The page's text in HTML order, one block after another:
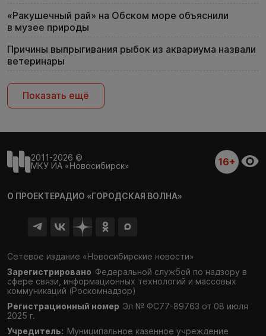
«Ракушечный рай» на Обском море объяснили
в музее природы
Причины выпрыгивания рыбок из аквариума назвали
ветеринары
Показать ещё
2011-2026 ©
МКУ ИА «Новосибирск»
16+
О ПРОЕКТЕРАДИО «ГОРОДСКАЯ ВОЛНА»
Сетевое издание «Новосибирские новости»
Зарегистрировано Федеральной службой по надзору в
сфере связи, информационных технологий и массовых
коммуникаций (Роскомнадзор)
Регистрационный номер Эл № ФС77-89763 от 08 июля
2025 г.
Учредитель: Муниципальное казённое учреждение